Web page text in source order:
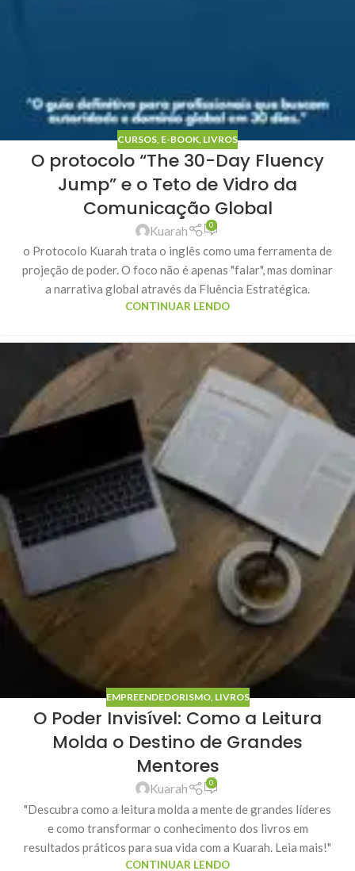
CURSOS, E-BOOK, LIVROS
O protocolo “The 30-Day Fluency
Jump” e o Teto de Vidro da
Comunicação Global
Kuarah 0
o Protocolo Kuarah trata o inglês como uma ferramenta de
projeção de poder. O foco não é apenas "falar", mas dominar
a narrativa global através da Fluência Estratégica.
CONTINUAR LENDO
EMPREENDEDORISMO, LIVROS
O Poder Invisível: Como a Leitura
Molda o Destino de Grandes
Mentores
Kuarah 0
"Descubra como a leitura molda a mente de grandes líderes
e como transformar o conhecimento dos livros em
resultados práticos para sua vida com a Kuarah. Leia mais!"
CONTINUAR LENDO